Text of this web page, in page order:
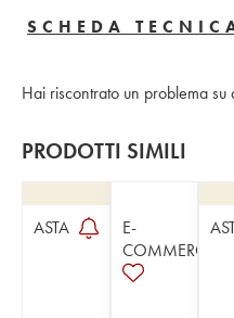
SCHEDA
Hai riscontrato un problema su
PRODOTTI SIMILI
ASTA
E-
COMMERCE